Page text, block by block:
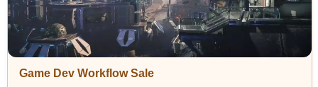
Game Dev Workflow Sale